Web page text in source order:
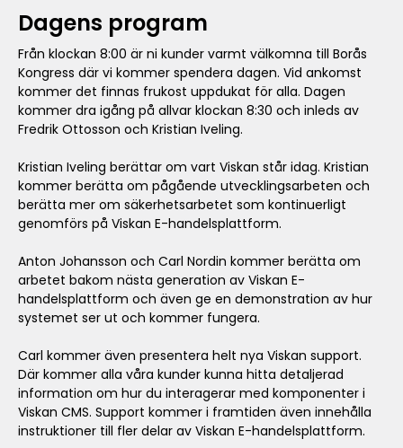
Dagens program
Från klockan 8:00 är ni kunder varmt välkomna till Borås
Kongress där vi kommer spendera dagen. Vid ankomst
kommer det finnas frukost uppdukat för alla. Dagen
kommer dra igång på allvar klockan 8:30 och inleds av
Fredrik Ottosson och Kristian Iveling.
Kristian Iveling berättar om vart Viskan står idag. Kristian
kommer berätta om pågående utvecklingsarbeten och
berätta mer om säkerhetsarbetet som kontinuerligt
genomförs på Viskan E-handelsplattform.
Anton Johansson och Carl Nordin kommer berätta om
arbetet bakom nästa generation av Viskan E-
handelsplattform och även ge en demonstration av hur
systemet ser ut och kommer fungera.
Carl kommer även presentera helt nya Viskan support.
Där kommer alla våra kunder kunna hitta detaljerad
information om hur du interagerar med komponenter i
Viskan CMS. Support kommer i framtiden även innehålla
instruktioner till fler delar av Viskan E-handelsplattform.